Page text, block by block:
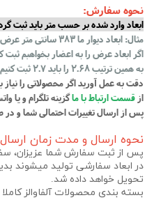
نحوه سفارش:
ابعاد وارد شده بر حسب متر باید ثبت
مثال: ابعاد دیوار ما 383 سانتی متر عرض و ارتفاع آن 268 سانتی متر است، ابعادی که برای عرض دیوار به متر باید ثبت شود
اگر ابعاد عرض را به اعضار بخواهبم ثبت کنیم عدد3.83 را باید گرد کنیم رو به بالا و عدد 3.9 را وارد کنیم و
به همین ترتیب 2.68 را باید 2.7 ثبت کنیم.
دقت به عمل آورید اگر محصولاتی را
از قسمت ارتباط با ماگزینه تلگرام و یا
پس از ارسال تغییرات احتمالی شما و در
نحوه ارسال و مدت زمان
پس از ثبت سفارش شما عزیزان،
در ابعاد سفارشی تولید میشوند
تحویل خواهد داده شد.
بسته بندی محصولات آلفاوالز